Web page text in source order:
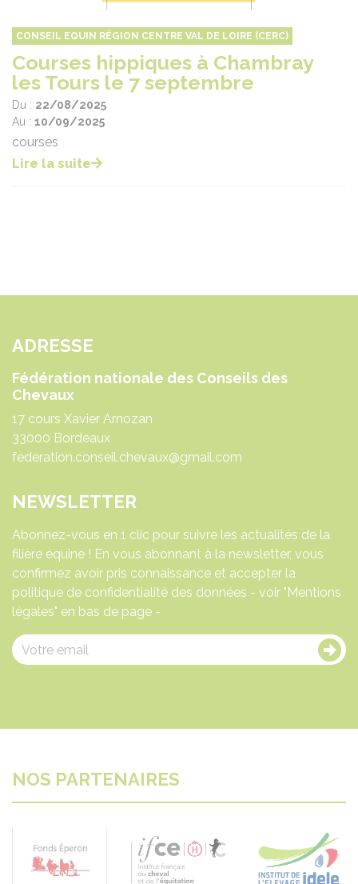
CONSEIL EQUIN RÉGION CENTRE VAL DE LOIRE (CERC)
Courses hippiques à Chambray
les Tours le 7 septembre
Du : 22/08/2025
Au : 10/09/2025
courses
Lire la suite
ADRESSE
Fédération nationale des Conseils des
Chevaux
17 cours Xavier Arnozan
33000 Bordeaux
federation.conseil.chevaux@gmail.com
NEWSLETTER
Abonnez-vous en 1 clic pour suivre les actualités de la
filière équine ! En vous abonnant à la newsletter, vous
confirmez avoir pris connaissance et accepter la
politique de confidentialité des données - voir "Mentions
légales" en bas de page -
NOS PARTENAIRES